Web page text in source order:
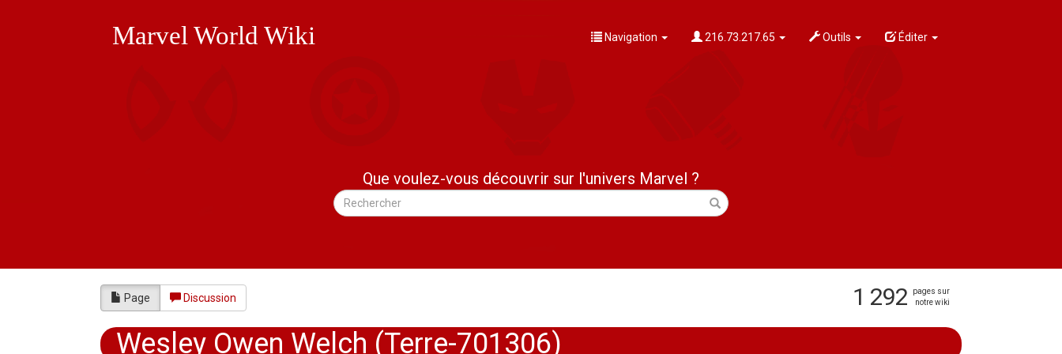
Marvel World Wiki Navigation 216.73.217.65 Outils Éditer
Que voulez-vous découvrir sur l'univers Marvel ?
Page Discussion 1 292
pages sur
notre wiki
Wesley Owen Welch (Terre-701306)